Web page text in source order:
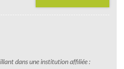
dans une institution affiliée :